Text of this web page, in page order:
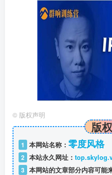
© 版权声明
版
1 本网站名称： 零度风格
2 本站永久网址：
3 本网站的文章部分内容可能